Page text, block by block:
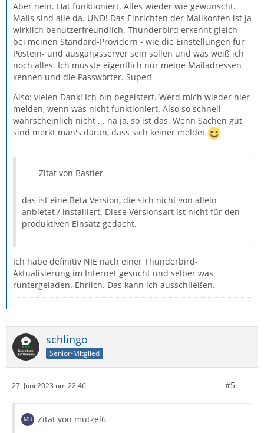
Aber nein. Hat funktioniert. Alles wieder wie gewünscht.
Mails sind alle da. UND! Das Einrichten der Mailkonten ist ja
wirklich benutzerfreundlich. Thunderbird erkennt gleich -
bei meinen Standard-Providern - wie die Einstellungen für
Postein- und ausgangsserver sein sollen und was weiß ich
noch alles. Ich musste eigentlich nur meine Mailadressen
kennen und die Passwörter. Super!
Also: vielen Dank! Ich bin begeistert. Werd mich wieder hier
melden, wenn was nicht funktioniert. Also so schnell
wahrscheinlich nicht ... na ja, so ist das. Wenn Sachen gut
sind merkt man's daran, dass sich keiner meldet
Zitat von Bastler
das ist eine Beta Version, die sich nicht von allein
anbietet / installiert. Diese Versionsart ist nicht für den
produktiven Einsatz gedacht.
Ich habe definitiv NIE nach einer Thunderbird-
Aktualisierung im Internet gesucht und selber was
runtergeladen. Ehrlich. Das kann ich ausschließen.
schlingo
Senior-Mitglied
27. Juni 2023 um 22:46 #5
Zitat von mutzel6